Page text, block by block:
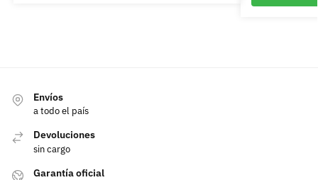
Envíos
a todo el país
Devoluciones
sin cargo
Garantía oficial